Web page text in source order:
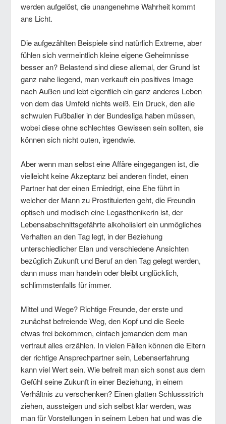
werden aufgelöst, die unangenehme Wahrheit kommt
ans Licht.
Die aufgezählten Beispiele sind natürlich Extreme, aber
fühlen sich vermeintlich kleine eigene Geheimnisse
besser an? Belastend sind diese allemal, der Grund ist
ganz nahe liegend, man verkauft ein positives Image
nach Außen und lebt eigentlich ein ganz anderes Leben
von dem das Umfeld nichts weiß. Ein Druck, den alle
schwulen Fußballer in der Bundesliga haben müssen,
wobei diese ohne schlechtes Gewissen sein sollten, sie
können sich nicht outen, irgendwie.
Aber wenn man selbst eine Affäre eingegangen ist, die
vielleicht keine Akzeptanz bei anderen findet, einen
Partner hat der einen Erniedrigt, eine Ehe führt in
welcher der Mann zu Prostituierten geht, die Freundin
optisch und modisch eine Legasthenikerin ist, der
Lebensabschnittsgefährte alkoholisiert ein unmögliches
Verhalten an den Tag legt, in der Beziehung
unterschiedlicher Elan und verschiedene Ansichten
bezüglich Zukunft und Beruf an den Tag gelegt werden,
dann muss man handeln oder bleibt unglücklich,
schlimmstenfalls für immer.
Mittel und Wege? Richtige Freunde, der erste und
zunächst befreiende Weg, den Kopf und die Seele
etwas frei bekommen, einfach jemanden dem man
vertraut alles erzählen. In vielen Fällen können die Eltern
der richtige Ansprechpartner sein, Lebenserfahrung
kann viel Wert sein. Wie befreit man sich sonst aus dem
Gefühl seine Zukunft in einer Beziehung, in einem
Verhältnis zu verschenken? Einen glatten Schlussstrich
ziehen, aussteigen und sich selbst klar werden, was
man für Vorstellungen in seinem Leben hat und was die